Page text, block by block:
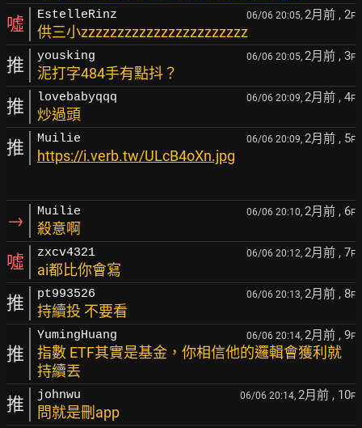
噓 EstelleRinz 06/06 20:05, 2月前 , 2F
供三小zzzzzzzzzzzzzzzzzzzzzzz
推 yousking 06/06 20:05, 2月前 , 3F
泥打字484手有點抖？
推 lovebabyqqq 06/06 20:09, 2月前 , 4F
炒過頭
推 Muilie 06/06 20:09, 2月前 , 5F
https://i.verb.tw/ULcB4oXn.jpg
→ Muilie 06/06 20:10, 2月前 , 6F
殺意啊
噓 zxcv4321 06/06 20:12, 2月前 , 7F
ai都比你會寫
推 pt993526 06/06 20:13, 2月前 , 8F
持續投 不要看
推
YumingHuang 06/06 20:14, 2月前 , 9F
指數 ETF其實是基金，你相信他的邏輯會獲利就
持續丟
推 johnwu 06/06 20:14, 2月前 , 10F
問就是刪app